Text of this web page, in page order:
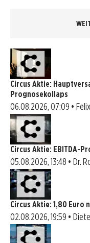
Circus Aktie:
Prognosekollaps
06.08.2026, 07:09 •
Circus Aktie: EBITDA-
05.08.2026, 13:48 • Dr.
Circus Aktie: 1,80
02.08.2026, 19:59 •